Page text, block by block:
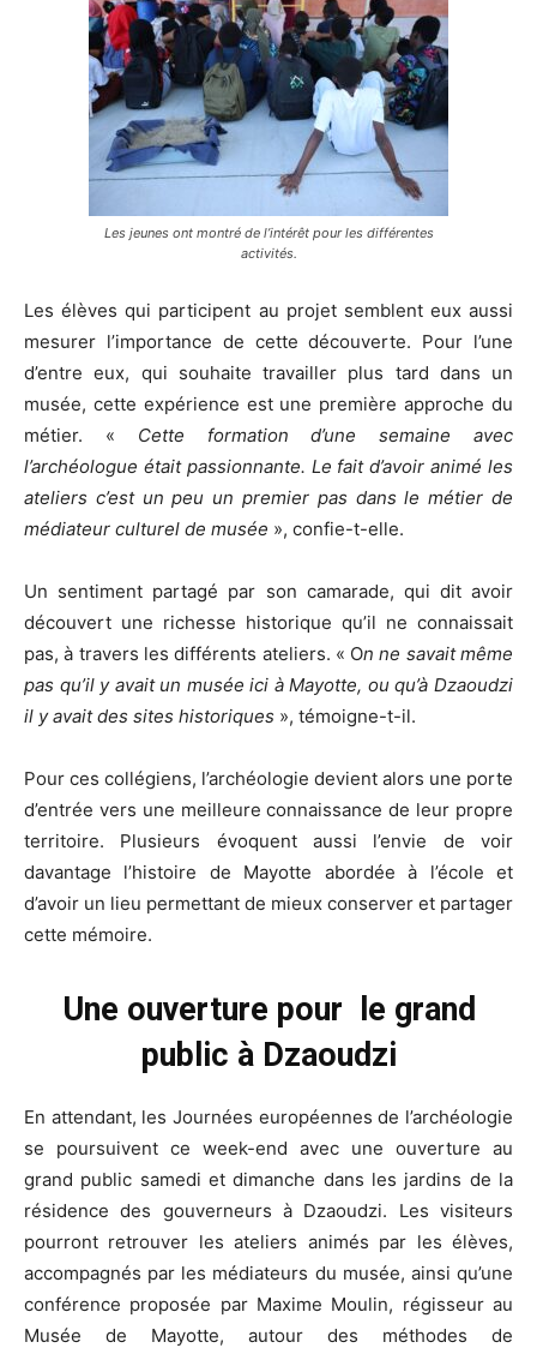
Les jeunes ont montré de l’intérêt pour les différentes
activités.
Les élèves qui participent au projet semblent eux aussi
mesurer l’importance de cette découverte. Pour l’une
d’entre eux, qui souhaite travailler plus tard dans un
musée, cette expérience est une première approche du
métier. « Cette formation d’une semaine avec
l’archéologue était passionnante. Le fait d’avoir animé les
ateliers c’est un peu un premier pas dans le métier de
médiateur culturel de musée », confie-t-elle.
Un sentiment partagé par son camarade, qui dit avoir
découvert une richesse historique qu’il ne connaissait
pas, à travers les différents ateliers. « On ne savait même
pas qu’il y avait un musée ici à Mayotte, ou qu’à Dzaoudzi
il y avait des sites historiques », témoigne-t-il.
Pour ces collégiens, l’archéologie devient alors une porte
d’entrée vers une meilleure connaissance de leur propre
territoire. Plusieurs évoquent aussi l’envie de voir
davantage l’histoire de Mayotte abordée à l’école et
d’avoir un lieu permettant de mieux conserver et partager
cette mémoire.
Une ouverture pour le grand
public à Dzaoudzi
En attendant, les Journées européennes de l’archéologie
se poursuivent ce week-end avec une ouverture au
grand public samedi et dimanche dans les jardins de la
résidence des gouverneurs à Dzaoudzi. Les visiteurs
pourront retrouver les ateliers animés par les élèves,
accompagnés par les médiateurs du musée, ainsi qu’une
conférence proposée par Maxime Moulin, régisseur au
Musée de Mayotte, autour des méthodes de